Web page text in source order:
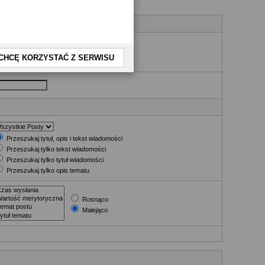
KORZYSTAĆ Z SERWISU
Przeszukaj tytuł, opis i tekst wiadomości
Przeszukaj tylko tekst wiadomości
Przeszukaj tylko tytuł wiadomości
Przeszukaj tylko opis tematu
Rosnąco
Malejąco